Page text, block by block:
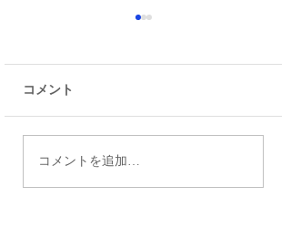
令和9年度都立高校入試
コメント
コメントを追加…